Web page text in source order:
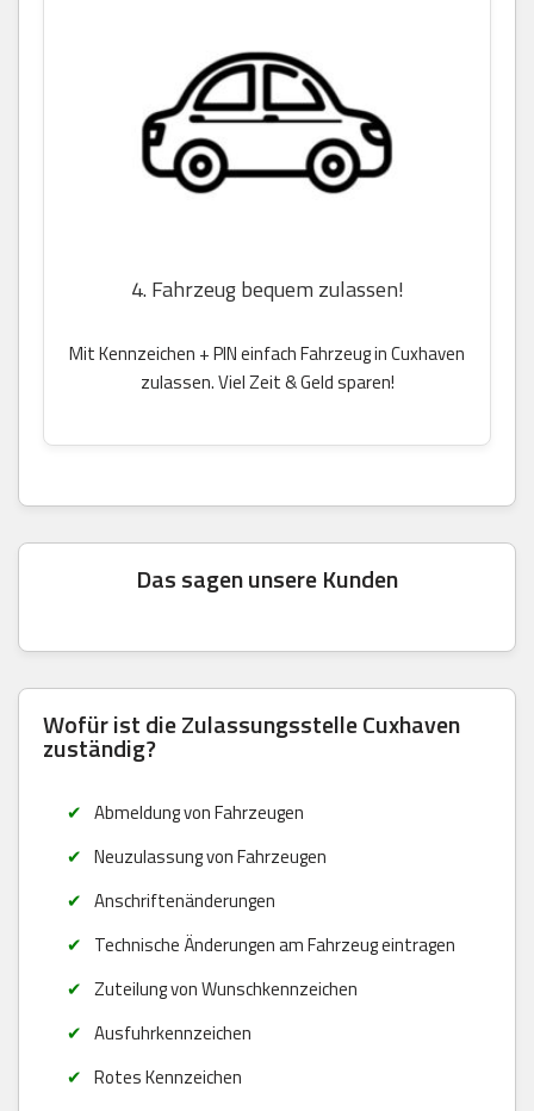
4. Fahrzeug bequem zulassen!
Mit Kennzeichen + PIN einfach Fahrzeug in Cuxhaven
zulassen. Viel Zeit & Geld sparen!
Das sagen unsere Kunden
Wofür ist die Zulassungsstelle Cuxhaven
zuständig?
Abmeldung von Fahrzeugen
Neuzulassung von Fahrzeugen
Anschriftenänderungen
Technische Änderungen am Fahrzeug eintragen
Zuteilung von Wunschkennzeichen
Ausfuhrkennzeichen
Rotes Kennzeichen